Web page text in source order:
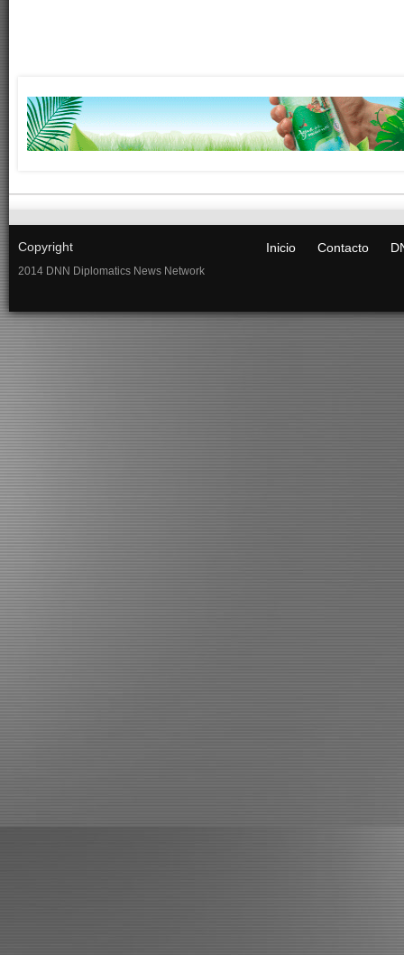
Copyright
2014 DNN Diplomatics News Network
Inicio Contacto